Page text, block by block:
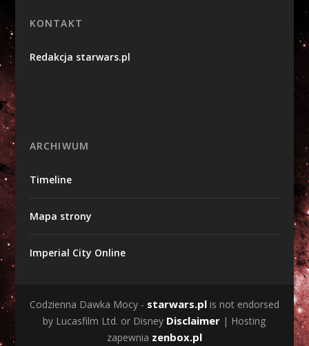
KONTAKT
Redakcja starwars.pl
ARCHIWUM
Timeline
Mapa strony
Imperial City Online
Codzienna Dawka Mocy - starwars.plis not endorsed
by Lucasfilm Ltd. or Disney Disclaimer | Hosting
zapewnia zenbox.pl